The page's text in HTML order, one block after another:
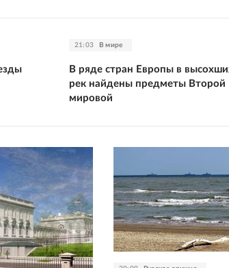
21:03 В мире
В ряде стран Европы в
рек найдены предметы Второй
мировой